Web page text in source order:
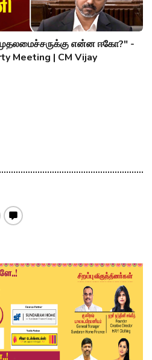
என்ன ஈகோ?" -
Meeting | CM Vijay